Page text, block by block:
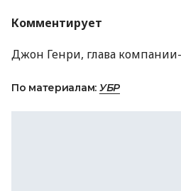
Комментирует
Джон Генри, глава
По материалам: УБР